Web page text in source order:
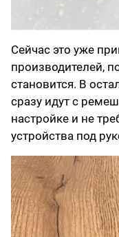
Сейчас это уже
производителей,
становится. В
сразу идут с
настройке и не
устройства под